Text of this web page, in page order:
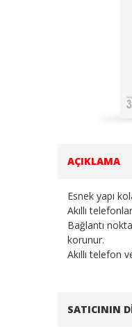
AÇIKLAMA
Esnek yapı
Akıllı
Bağlantı
korunur.
Akıllı telefon
SATICININ